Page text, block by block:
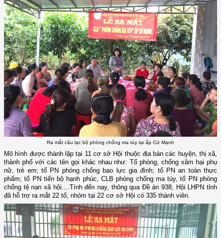
Ra mắt câu lạc bộ phòng chống ma túy tại ấp Cứ Mạnh
Mô hình được thành lập tại 11 cơ sở Hội thuộc địa bàn các huyện, thị xã,
thành phố với các tên gọi khác nhau như: Tổ phòng, chống xâm hại phụ
nữ, trẻ em; tổ PN phòng chống bạo lực gia đình; tổ PN an toàn thực
phẩm; tổ PN tiến bộ hạnh phúc, CLB phòng chống ma túy, tổ PN phòng
chống tệ nạn xã hội....Tính đến nay, thông qua Đề án 938, Hội LHPN tỉnh
đã hỗ trợ ra mắt 22 tổ, nhóm tại 22 cơ sở Hội có 335 thành viên.